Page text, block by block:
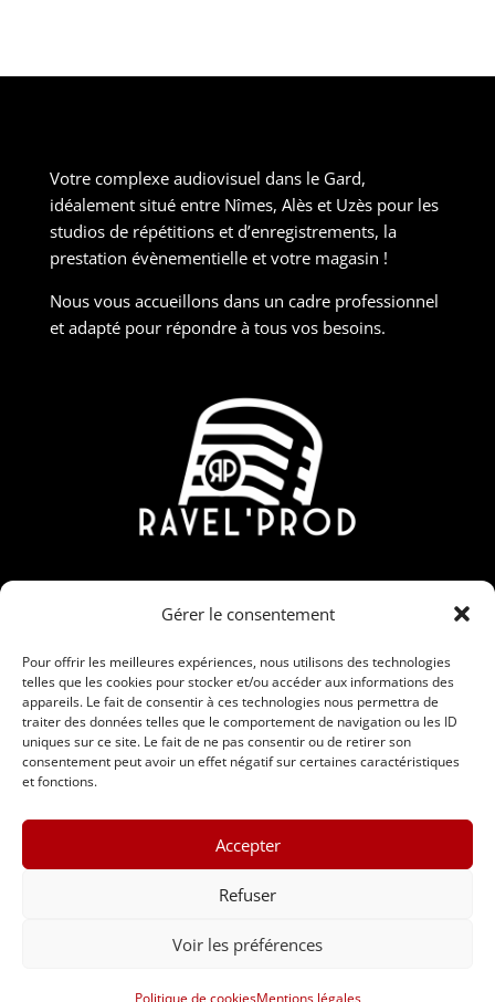
Gérer le consentement
Pour offrir les meilleures expériences, nous utilisons des technologies
telles que les cookies pour stocker et/ou accéder aux informations des
appareils. Le fait de consentir à ces technologies nous permettra de
traiter des données telles que le comportement de navigation ou les ID
uniques sur ce site. Le fait de ne pas consentir ou de retirer son
consentement peut avoir un effet négatif sur certaines caractéristiques
et fonctions.
Accepter
Refuser
Voir les préférences
Politique de cookiesMentions légales
Votre complexe audiovisuel dans le Gard,
idéalement situé entre Nîmes, Alès et Uzès pour les
studios de répétitions et d’enregistrements, la
prestation évènementielle et votre magasin !
Nous vous accueillons dans un cadre professionnel
et adapté pour répondre à tous vos besoins.
Saint-Chaptes
06 95 15 00 28 / 09 86 56 91 26
contact@ravelprod.fr